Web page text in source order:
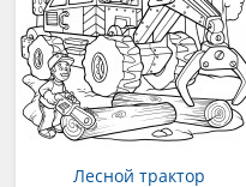
Лесной трактор